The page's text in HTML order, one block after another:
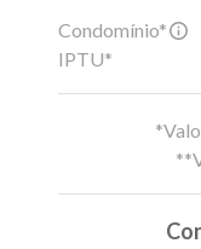
Condomínio*
IPTU*